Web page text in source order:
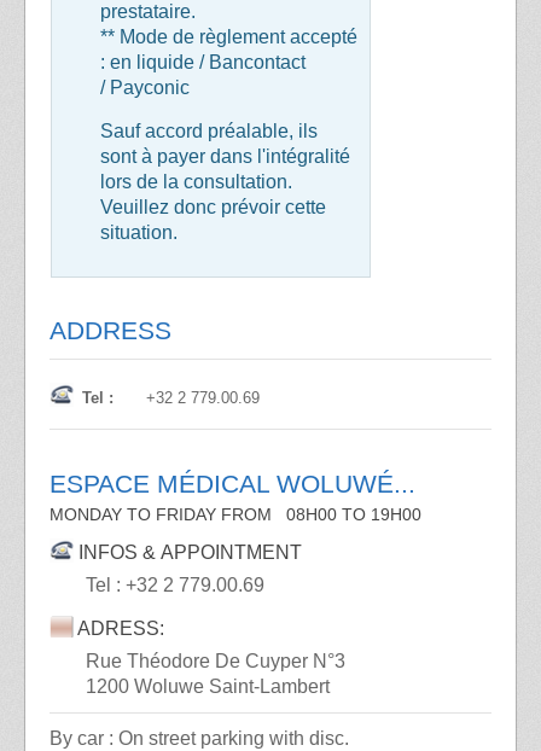
prestataire.
** Mode de règlement accepté
: en liquide / Bancontact
/ Payconic
Sauf accord préalable, ils
sont à payer dans l'intégralité
lors de la consultation.
Veuillez donc prévoir cette
situation.
ADDRESS
Tel : +32 2 779.00.69
ESPACE MÉDICAL WOLUWÉ...
MONDAY TO FRIDAY FROM 08H00 TO 19H00
INFOS & APPOINTMENT
Tel : +32 2 779.00.69
ADRESS:
Rue Théodore De Cuyper N°3
1200 Woluwe Saint-Lambert
By car : On street parking with disc.